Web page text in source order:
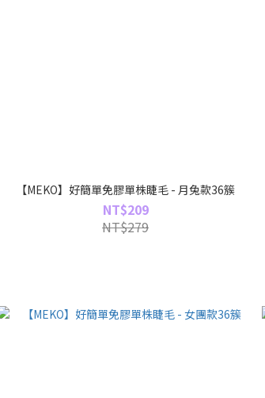
【MEKO】好簡單免膠單株睫毛 - 月兔款36簇
NT$209
NT$279